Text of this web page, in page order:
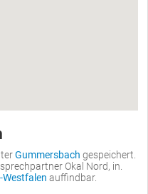
Gummersbach gespeichert.
Okal Nord, in.
Westfalen auffindbar.